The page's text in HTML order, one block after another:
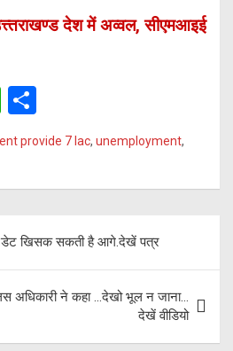
देश में अव्वल, सीएमआइई
W
h
at
s
p
p
h
ar
e
provide 7 lac, unemployment,
डेट खिसक सकती है आगे.देखें पत्र
अधिकारी ने कहा …देखो भूल न जाना…
देखें वीडियो